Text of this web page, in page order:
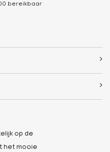
bereikbaar
op de
het mooie